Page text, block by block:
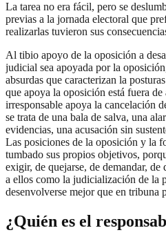
La tarea no era fácil, pero se
previas a la jornada electoral que
realizarlas tuvieron sus
Al tibio apoyo de la oposición a
judicial sea apoyada por la
absurdas que caracterizan la
que apoya la oposición está fuera
irresponsable apoya la cancelación
se trata de una bala de salva, una
evidencias, una acusación sin
Las posiciones de la oposición y la
tumbado sus propios objetivos,
exigir, de quejarse, de demandar,
a ellos como la judicialización de la
desenvolverse mejor que en tribuna
¿Quién es el